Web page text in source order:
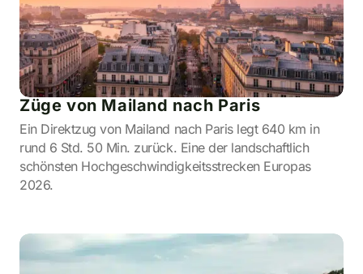
Züge von Mailand nach Paris
Ein Direktzug von Mailand nach Paris legt 640 km in
rund 6 Std. 50 Min. zurück. Eine der landschaftlich
schönsten Hochgeschwindigkeitsstrecken Europas
2026.